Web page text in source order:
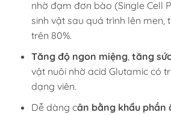
nhờ đạm đơn bào (Single Cell
sinh vật sau quá trình lên men,
trên 80%.
Tăng độ ngon miệng, tăng
vật nuôi nhờ acid Glutamic có
dạng viên.
Dễ dàng cân bằng khẩu phần